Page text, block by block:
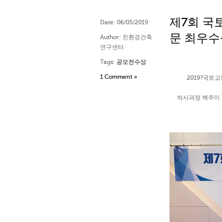
Date: 06/05/2019
Author: 친환경건축
연구센터
Tags: 공모전수상
1 Comment »
제7회 국
문 최우
2019?국토
박사과정 백주